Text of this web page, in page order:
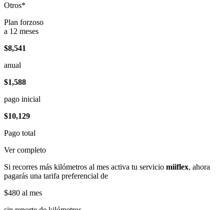
Otros*
Plan forzoso
a 12 meses
$8,541
anual
$1,588
pago inicial
$10,129
Pago total
Ver completo
Si recorres más kilómetros al mes activa tu servicio miiflex, ahora
pagarás una tarifa preferencial de
$480 al mes